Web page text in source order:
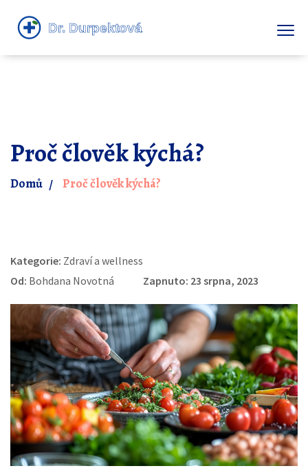
Proč člověk kýchá?
Domů Proč člověk kýchá?
Kategorie: Zdraví a wellness
Od: Bohdana Novotná Zapnuto: 23 srpna, 2023